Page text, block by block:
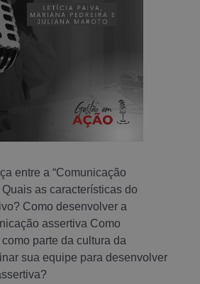
entre a “Comunicação
Quais as características do
Como desenvolver a
assertiva Como
parte da cultura da
sua equipe para desenvolver